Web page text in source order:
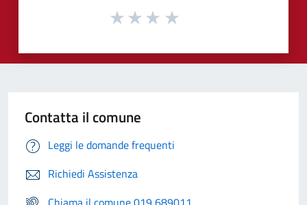
Contatta il comune
Leggi le domande frequenti
Richiedi Assistenza